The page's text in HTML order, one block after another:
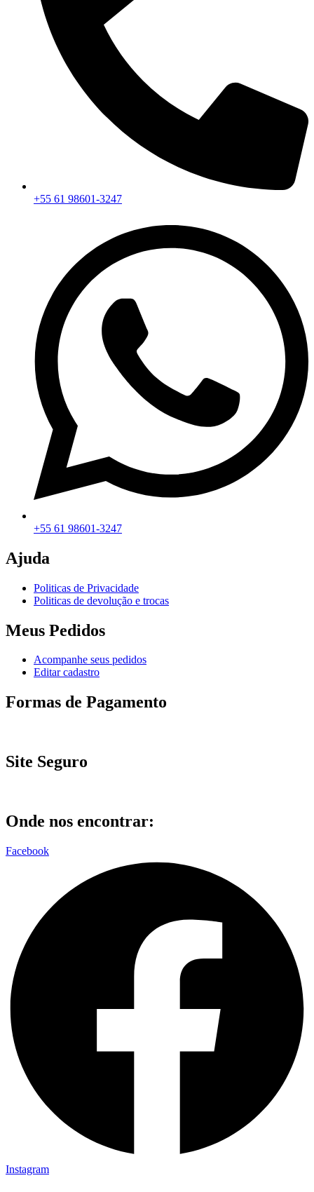
+55 61 98601-3247
+55 61 98601-3247
Ajuda
Politicas de Privacidade
Politicas de devolução e trocas
Meus Pedidos
Acompanhe seus pedidos
Editar cadastro
Formas de Pagamento
Site Seguro
Onde nos encontrar:
Facebook
Instagram